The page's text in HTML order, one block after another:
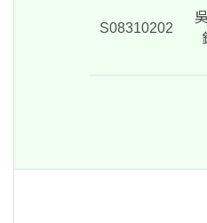
S08310202